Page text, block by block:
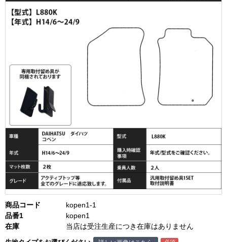
商品コード
kopen1-1
品番1
kopen1
在庫
当店は受注生産につき在庫はありません